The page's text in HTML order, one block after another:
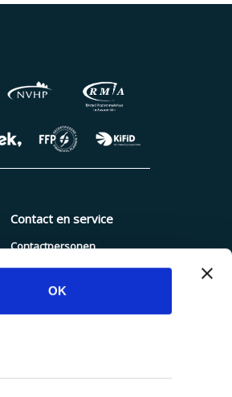
OK
Contact en service
Contactpersonen
Schade melden
Blogs en nieuws
Dienstenwijzer